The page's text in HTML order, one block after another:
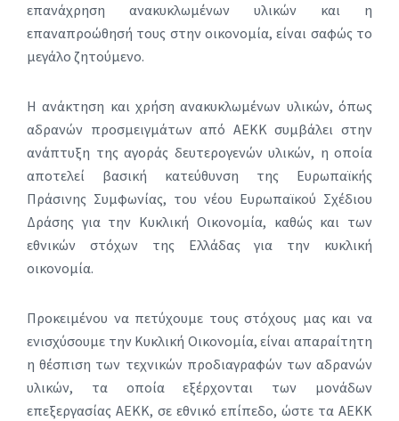
επανάχρηση ανακυκλωμένων υλικών και η
επαναπροώθησή τους στην οικονομία, είναι σαφώς το
μεγάλο ζητούμενο.
Η ανάκτηση και χρήση ανακυκλωμένων υλικών, όπως
αδρανών προσμειγμάτων από ΑΕΚΚ συμβάλει στην
ανάπτυξη της αγοράς δευτερογενών υλικών, η οποία
αποτελεί βασική κατεύθυνση της Ευρωπαϊκής
Πράσινης Συμφωνίας, του νέου Ευρωπαϊκού Σχέδιου
Δράσης για την Κυκλική Οικονομία, καθώς και των
εθνικών στόχων της Ελλάδας για την κυκλική
οικονομία.
Προκειμένου να πετύχουμε τους στόχους μας και να
ενισχύσουμε την Κυκλική Οικονομία, είναι απαραίτητη
η θέσπιση των τεχνικών προδιαγραφών των αδρανών
υλικών, τα οποία εξέρχονται των μονάδων
επεξεργασίας ΑΕΚΚ, σε εθνικό επίπεδο, ώστε τα ΑΕΚΚ